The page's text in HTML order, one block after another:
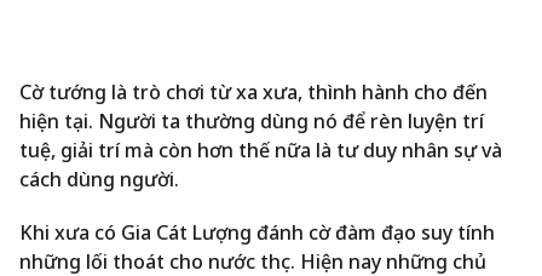
Cờ tướng là trò chơi từ xa xưa, thình hành cho đến
hiện tại. Người ta thường dùng nó để rèn luyện trí
tuệ, giải trí mà còn hơn thế nữa là tư duy nhân sự và
cách dùng người.
Khi xưa có Gia Cát Lượng đánh cờ đàm đạo suy tính
những lối thoát cho nước thục. Hiện nay những chủ